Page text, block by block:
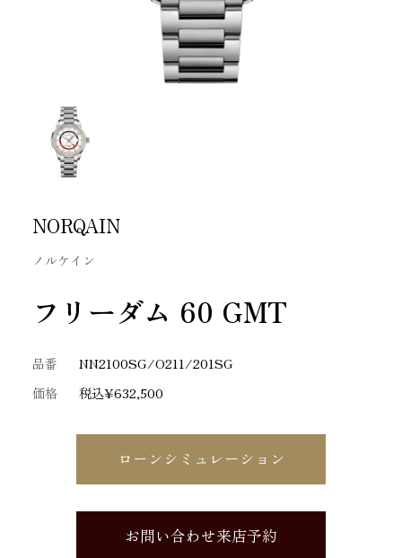
NORQAIN
ノルケイン
フリーダム 60 GMT
品番
NN2100SG/O211/201SG
価格
税込¥632,500
ローンシミュレーション
お問い合わせ来店予約